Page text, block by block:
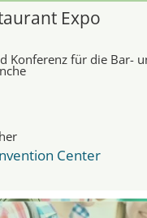
Expo
Konferenz für die Bar-
Center